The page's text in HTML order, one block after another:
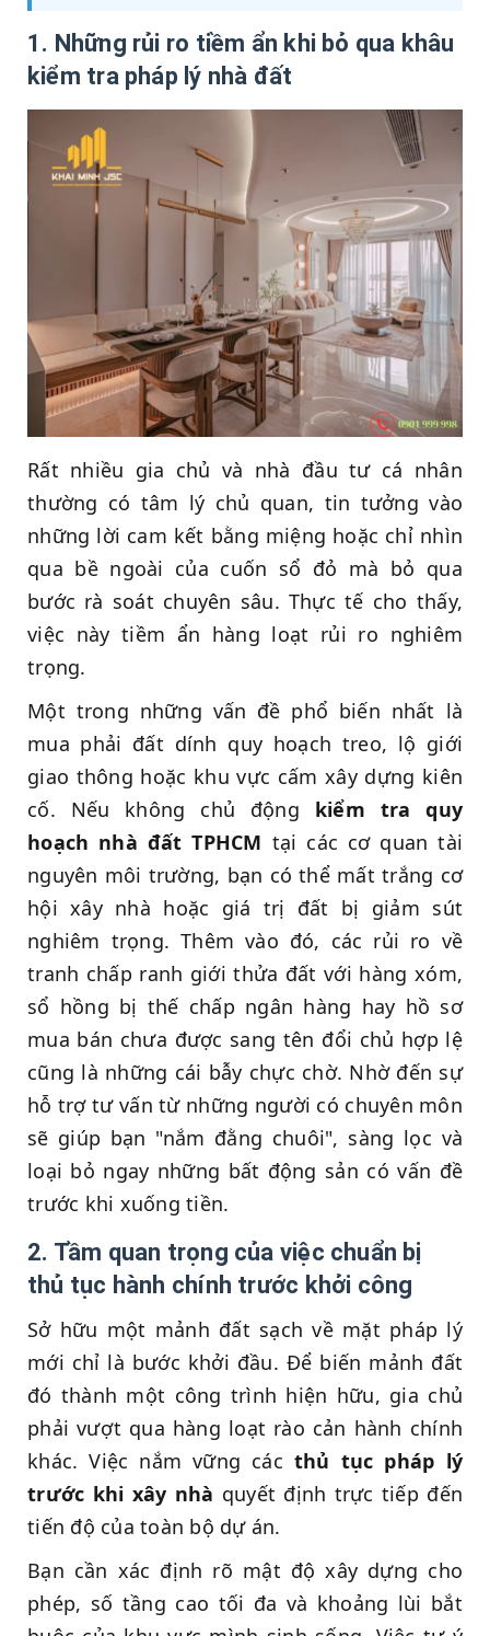
1. Những rủi ro tiềm ẩn khi bỏ qua khâu
kiểm tra pháp lý nhà đất
Rất nhiều gia chủ và nhà đầu tư cá nhân
thường có tâm lý chủ quan, tin tưởng vào
những lời cam kết bằng miệng hoặc chỉ nhìn
qua bề ngoài của cuốn sổ đỏ mà bỏ qua
bước rà soát chuyên sâu. Thực tế cho thấy,
việc này tiềm ẩn hàng loạt rủi ro nghiêm
trọng.
Một trong những vấn đề phổ biến nhất là
mua phải đất dính quy hoạch treo, lộ giới
giao thông hoặc khu vực cấm xây dựng kiên
cố. Nếu không chủ động kiểm tra quy
hoạch nhà đất TPHCM tại các cơ quan tài
nguyên môi trường, bạn có thể mất trắng cơ
hội xây nhà hoặc giá trị đất bị giảm sút
nghiêm trọng. Thêm vào đó, các rủi ro về
tranh chấp ranh giới thửa đất với hàng xóm,
sổ hồng bị thế chấp ngân hàng hay hồ sơ
mua bán chưa được sang tên đổi chủ hợp lệ
cũng là những cái bẫy chực chờ. Nhờ đến sự
hỗ trợ tư vấn từ những người có chuyên môn
sẽ giúp bạn "nắm đằng chuôi", sàng lọc và
loại bỏ ngay những bất động sản có vấn đề
trước khi xuống tiền.
2. Tầm quan trọng của việc chuẩn bị
thủ tục hành chính trước khởi công
Sở hữu một mảnh đất sạch về mặt pháp lý
mới chỉ là bước khởi đầu. Để biến mảnh đất
đó thành một công trình hiện hữu, gia chủ
phải vượt qua hàng loạt rào cản hành chính
khác. Việc nắm vững các thủ tục pháp lý
trước khi xây nhà quyết định trực tiếp đến
tiến độ của toàn bộ dự án.
Bạn cần xác định rõ mật độ xây dựng cho
phép, số tầng cao tối đa và khoảng lùi bắt